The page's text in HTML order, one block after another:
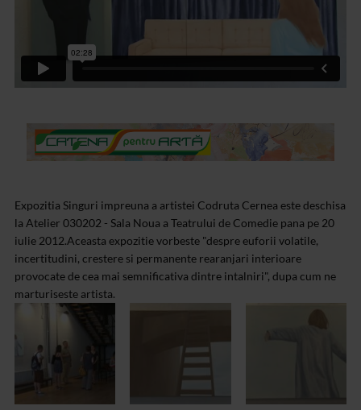
Expozitia Singuri impreuna a artistei Codruta Cernea este deschisa
la Atelier 030202 - Sala Noua a Teatrului de Comedie pana pe 20
iulie 2012.Aceasta expozitie vorbeste "despre euforii volatile,
incertitudini, crestere si permanente rearanjari interioare
provocate de cea mai semnificativa dintre intalniri", dupa cum ne
marturiseste artista.